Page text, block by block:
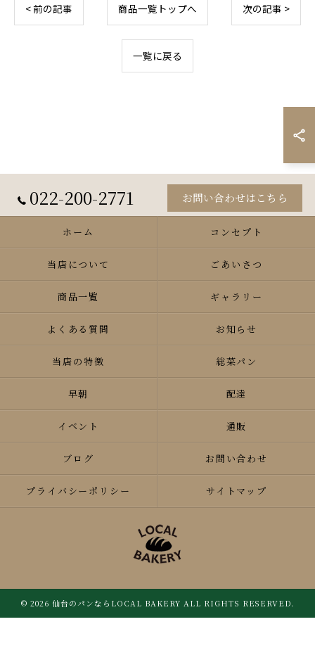
< 前の記事 商品一覧トップへ 次の記事 >
一覧に戻る
022-200-2771 お問い合わせはこちら
ホーム コンセプト
当店について ごあいさつ
商品一覧 ギャラリー
よくある質問 お知らせ
当店の特徴 総菜パン
早朝 配達
イベント 通販
ブログ お問い合わせ
プライバシーポリシー サイトマップ
© 2026 仙台のパンならLOCAL BAKERY ALL RIGHTS RESERVED.